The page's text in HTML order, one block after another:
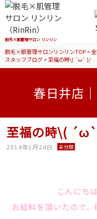
脱毛×肌管理サロン リンリン
脱毛×肌管理サロンリンリンTOP>
スタッフブログ>至福の時\( ´ω` )/
春日井店
至福の時\(
2014年1月24日 未分類
こんにち
お給料を頂いたので